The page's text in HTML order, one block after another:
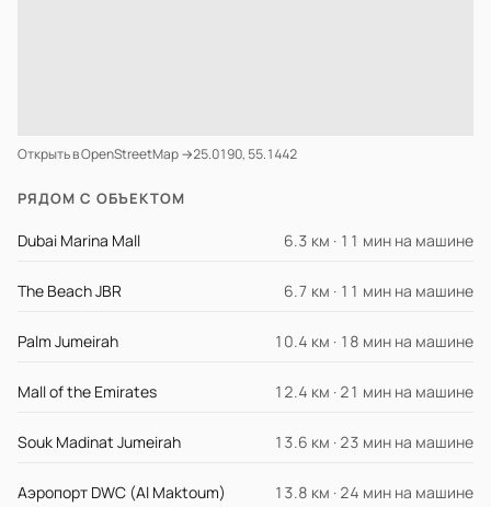
Открыть в OpenStreetMap →25.0190, 55.1442
РЯДОМ С ОБЪЕКТОМ
Dubai Marina Mall 6.3 км · 11 мин на машине
The Beach JBR 6.7 км · 11 мин на машине
Palm Jumeirah 10.4 км · 18 мин на машине
Mall of the Emirates 12.4 км · 21 мин на машине
Souk Madinat Jumeirah 13.6 км · 23 мин на машине
Аэропорт DWC (Al Maktoum) 13.8 км · 24 мин на машине